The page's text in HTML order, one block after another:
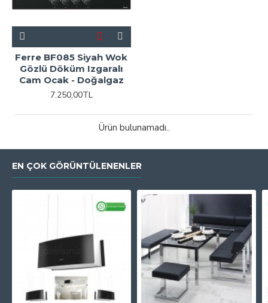
Ferre BF085 Siyah Wok
Gözlü Döküm Izgaralı
Cam Ocak - Doğalgaz
7.250,00TL
Ürün bulunamadı..
EN ÇOK GÖRÜNTÜLENENLER